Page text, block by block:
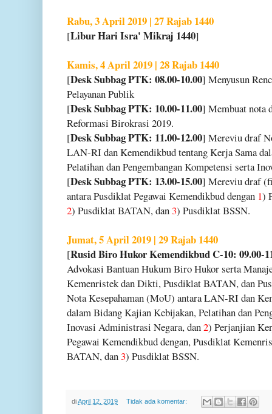
Rabu, 3 April 2019 | 27 Rajab 1440
[Libur Hari Isra' Mikraj 1440]
Kamis, 4 April 2019 | 28 Rajab 1440
[Desk Subbag PTK: 08.00-10.00] Menyusun
Pelayanan Publik
[Desk Subbag PTK: 10.00-11.00] Membuat nota
Reformasi Birokrasi 2019.
[Desk Subbag PTK: 11.00-12.00] Mereviu draf
LAN-RI dan Kemendikbud tentang Kerja Sama
Pelatihan dan Pengembangan Kompetensi serta
[Desk Subbag PTK: 13.00-15.00] Mereviu draf
antara Pusdiklat Pegawai Kemendikbud dengan 1)
2) Pusdiklat BATAN, dan3) Pusdiklat BSSN.
Jumat, 5 April 2019 | 29 Rajab 1440
[Rusid Biro Hukor Kemendikbud C-10: 09.00-
Advokasi Bantuan Hukum Biro Hukor serta
Kemenristek dan Dikti, Pusdiklat BATAN, dan
Nota Kesepahaman (MoU) antara LAN-RI dan
dalam Bidang Kajian Kebijakan, Pelatihan dan
Inovasi Administrasi Negara, dan2) Perjanjian
Pegawai Kemendikbud dengan, Pusdiklat
BATAN, dan3) Pusdiklat BSSN.
diApril 12, 2019 Tidak ada komentar: